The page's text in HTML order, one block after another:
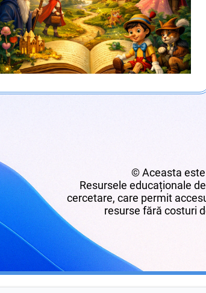
© Aceasta
Resursele educaționale
cercetare, care permit
resurse fără costuri